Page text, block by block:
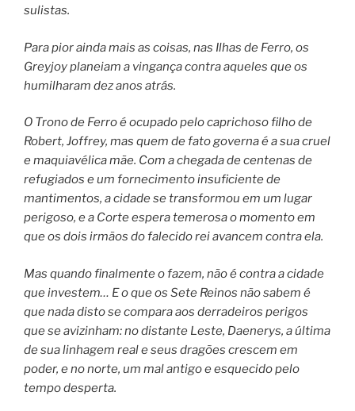
sulistas.
Para pior ainda mais as coisas, nas Ilhas de Ferro, os
Greyjoy planeiam a vingança contra aqueles que os
humilharam dez anos atrás.
O Trono de Ferro é ocupado pelo caprichoso filho de
Robert, Joffrey, mas quem de fato governa é a sua cruel
e maquiavélica mãe. Com a chegada de centenas de
refugiados e um fornecimento insuficiente de
mantimentos, a cidade se transformou em um lugar
perigoso, e a Corte espera temerosa o momento em
que os dois irmãos do falecido rei avancem contra ela.
Mas quando finalmente o fazem, não é contra a cidade
que investem… E o que os Sete Reinos não sabem é
que nada disto se compara aos derradeiros perigos
que se avizinham: no distante Leste, Daenerys, a última
de sua linhagem real e seus dragões crescem em
poder, e no norte, um mal antigo e esquecido pelo
tempo desperta.